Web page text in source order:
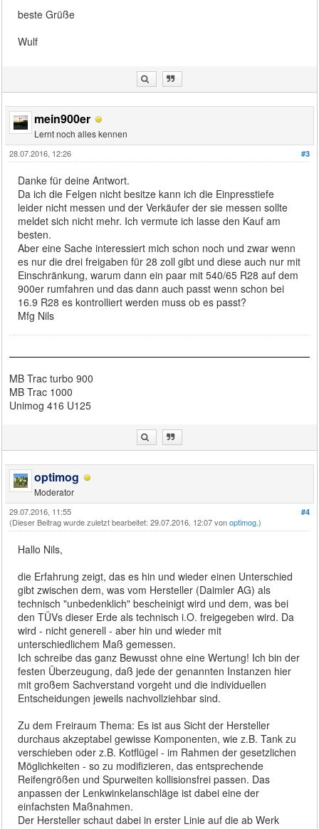
beste Grüße
Wulf
mein900er
Lernt noch alles kennen
#3
28.07.2016, 12:26
Danke für deine Antwort.
Da ich die Felgen nicht besitze kann ich die Einpresstiefe
leider nicht messen und der Verkäufer der sie messen sollte
meldet sich nicht mehr. Ich vermute ich lasse den Kauf am
besten.
Aber eine Sache interessiert mich schon noch und zwar wenn
es nur die drei freigaben für 28 zoll gibt und diese auch nur mit
Einschränkung, warum dann ein paar mit 540/65 R28 auf dem
900er rumfahren und das dann auch passt wenn schon bei
16.9 R28 es kontrolliert werden muss ob es passt?
Mfg Nils
MB Trac turbo 900
MB Trac 1000
Unimog 416 U125
optimog
Moderator
#4
29.07.2016, 11:55
(Dieser Beitrag wurde zuletzt bearbeitet: 29.07.2016, 12:07 vonoptimog.)
Hallo Nils,
die Erfahrung zeigt, das es hin und wieder einen Unterschied
gibt zwischen dem, was vom Hersteller (Daimler AG) als
technisch "unbedenklich" bescheinigt wird und dem, was bei
den TÜVs dieser Erde als technisch i.O. freigegeben wird. Da
wird - nicht generell - aber hin und wieder mit
unterschiedlichem Maß gemessen.
Ich schreibe das ganz Bewusst ohne eine Wertung! Ich bin der
festen Überzeugung, daß jede der genannten Instanzen hier
mit großem Sachverstand vorgeht und die individuellen
Entscheidungen jeweils nachvollziehbar sind.
Zu dem Freiraum Thema: Es ist aus Sicht der Hersteller
durchaus akzeptabel gewisse Komponenten, wie z.B. Tank zu
verschieben oder z.B. Kotflügel - im Rahmen der gesetzlichen
Möglichkeiten - so zu modifizieren, das entsprechende
Reifengrößen und Spurweiten kollisionsfrei passen. Das
anpassen der Lenkwinkelanschläge ist dabei eine der
einfachsten Maßnahmen.
Der Hersteller schaut dabei in erster Linie auf die ab Werk